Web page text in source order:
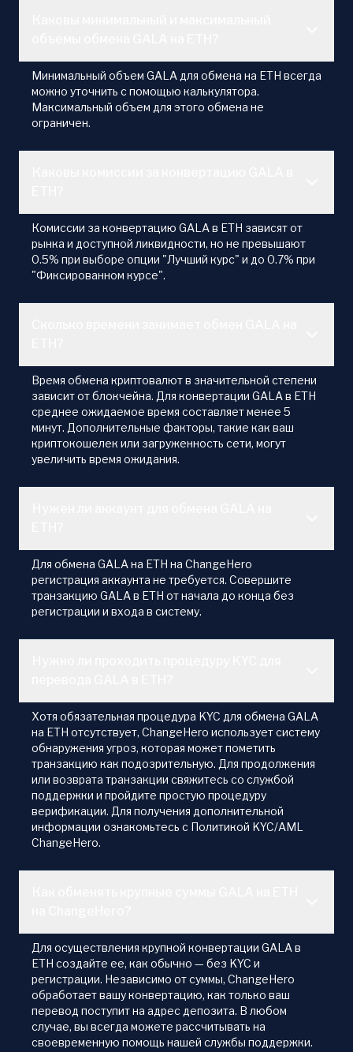
Минимальный объем GALA для обмена на ETH всегда
можно уточнить с помощью калькулятора.
Максимальный объем для этого обмена не
ограничен.
Комиссии за конвертацию GALA в ETH зависят от
рынка и доступной ликвидности, но не превышают
0.5% при выборе опции "Лучший курс" и до 0.7% при
"Фиксированном курсе".
Время обмена криптовалют в значительной степени
зависит от блокчейна. Для конвертации GALA в ETH
среднее ожидаемое время составляет менее 5
минут. Дополнительные факторы, такие как ваш
криптокошелек или загруженность сети, могут
увеличить время ожидания.
Для обмена GALA на ETH на ChangeHero
регистрация аккаунта не требуется. Совершите
транзакцию GALA в ETH от начала до конца без
регистрации и входа в систему.
Хотя обязательная процедура KYC для обмена GALA
на ETH отсутствует, ChangeHero использует систему
обнаружения угроз, которая может пометить
транзакцию как подозрительную. Для продолжения
или возврата транзакции свяжитесь со службой
поддержки и пройдите простую процедуру
верификации. Для получения дополнительной
информации ознакомьтесь с Политикой KYC/AML
ChangeHero.
Для осуществления крупной конвертации GALA в
ETH создайте ее, как обычно — без KYC и
регистрации. Независимо от суммы, ChangeHero
обработает вашу конвертацию, как только ваш
перевод поступит на адрес депозита. В любом
случае, вы всегда можете рассчитывать на
своевременную помощь нашей службы поддержки.